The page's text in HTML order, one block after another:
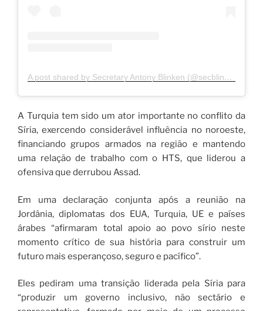
A post shared by Secretary Antony Blinken (@secblinken)
A Turquia tem sido um ator importante no conflito da
Síria, exercendo considerável influência no noroeste,
financiando grupos armados na região e mantendo
uma relação de trabalho com o HTS, que liderou a
ofensiva que derrubou Assad.
Em uma declaração conjunta após a reunião na
Jordânia, diplomatas dos EUA, Turquia, UE e países
árabes “afirmaram total apoio ao povo sírio neste
momento crítico de sua história para construir um
futuro mais esperançoso, seguro e pacífico”.
Eles pediram uma transição liderada pela Síria para
“produzir um governo inclusivo, não sectário e